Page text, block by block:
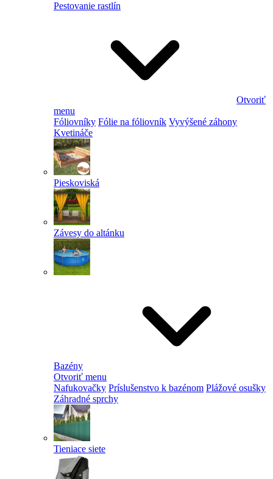
Pestovanie rastlín
Otvoriť
menu
Fóliovníky Fólie na fóliovník Vyvýšené záhony
Kvetináče
Pieskoviská
Závesy do altánku
Bazény
Otvoriť menu
Nafukovačky Príslušenstvo k bazénom Plážové osušky
Záhradné sprchy
Tieniace siete